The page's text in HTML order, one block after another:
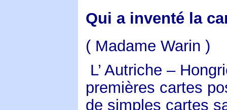
Qui a inventé la
( Madame Warin )
L’ Autriche –
premières cartes
de simples cartes